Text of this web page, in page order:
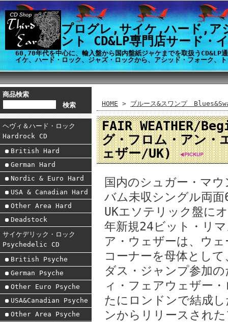
プログレ,サイケ,ハード,ア
ント CD&LP専門店サード・
60,70年代を中心に、輸入盤から国内盤紙ジャケまでを取扱うCD&LP
イケ、ハード・ロック、ジャズ・ロックから、アシッド・フォーク、
商品検索
ヘヴィ＆ハード・ロック
Hardrock CD
British Hard
German Hard
Nordic & Euro Hard
USA & Canadian Hard
Other Area Hard
Deadstock
サイケデリック・ロック
Psychedelic CD
British Psyche
German Psyche
Other Euro Psyche
USA&Canadian Psyche
Other Area Psyche
HOME > ブルース&スワンプ
FAIR WEATHER/
グ・フロム・アン
ェザー/UK)
国内のシュガー・マ
バム未収シングル両
UKエソテリック盤に
年新規24ビット・リ
ア・ウェザーは、ウ
コーナーを母体とし
ダス・ジャンプ参加
ィ・フェアウェザー
たにロンドンで結成
ンからリリースされ